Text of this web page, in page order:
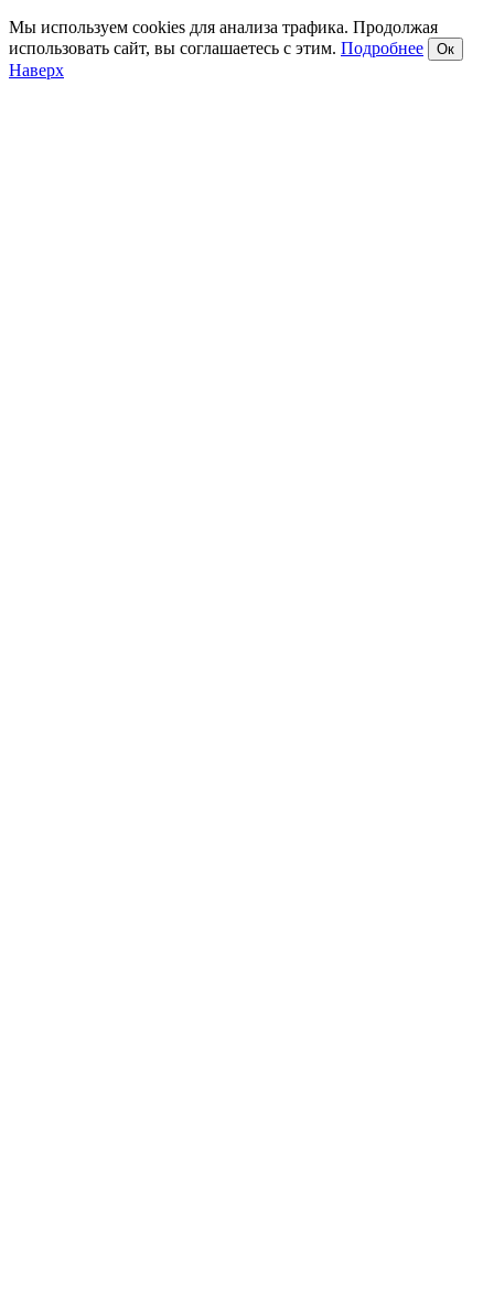
Мы используем cookies для анализа трафика. Продолжая
использовать сайт, вы соглашаетесь с этим. Подробнее Ок
Наверх